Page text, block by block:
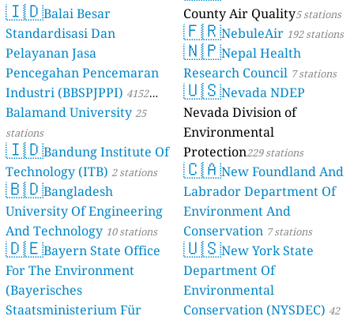
🇮🇩Balai Besar
Standardisasi Dan
Pelayanan Jasa
Pencegahan Pencemaran
Industri (BBSPJPPI) 4152
stations
Balamand University25
stations
🇮🇩Bandung Institute Of
Technology (ITB) 2 stations
🇧🇩Bangladesh
University Of Engineering
And Technology 10 stations
🇩🇪Bayern State Office
For The Environment
(Bayerisches
Staatsministerium Für
County Air Quality5 stations
🇫🇷NebuleAir 192 stations
🇳🇵Nepal Health
Research Council 7 stations
🇺🇸Nevada NDEP
Nevada Division of
Environmental
Protection229 stations
🇨🇦New Foundland And
Labrador Department Of
Environment And
Conservation 7 stations
🇺🇸New York State
Department Of
Environmental
Conservation (NYSDEC) 42